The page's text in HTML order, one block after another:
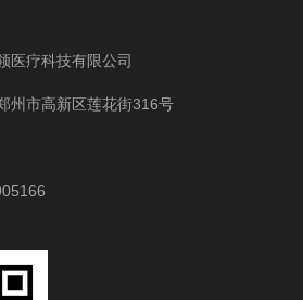
医疗科技有限公司
州市高新区莲花街316号